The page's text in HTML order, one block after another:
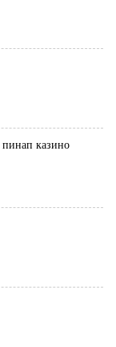
пинап казино